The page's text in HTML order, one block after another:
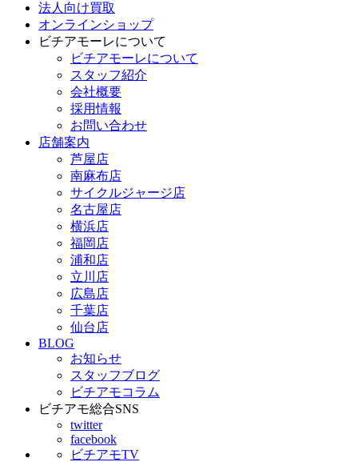
法人向け買取
オンラインショップ
ビチアモーレについて
ビチアモーレについて
スタッフ紹介
会社概要
採用情報
お問い合わせ
店舗案内
芦屋店
南麻布店
サイクルジャージ店
名古屋店
横浜店
福岡店
浦和店
立川店
広島店
千葉店
仙台店
BLOG
お知らせ
スタッフブログ
ビチアモコラム
ビチアモ総合SNS
twitter
facebook
ビチアモTV